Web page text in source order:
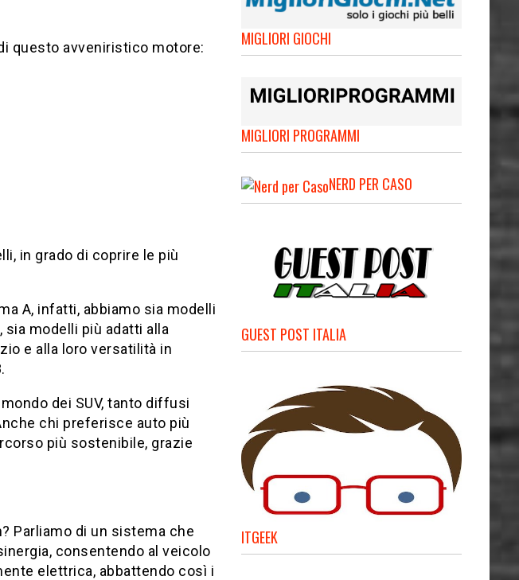
questo avveniristico motore:
in grado di coprire le più
A, infatti, abbiamo sia modelli
sia modelli più adatti alla
e alla loro versatilità in
dei SUV, tanto diffusi
chi preferisce auto più
più sostenibile, grazie
Parliamo di un sistema che
consentendo al veicolo
elettrica, abbattendo così i
MIGLIORI GIOCHI
MIGLIORI PROGRAMMI
NERD PER CASO
GUEST POST ITALIA
ITGEEK